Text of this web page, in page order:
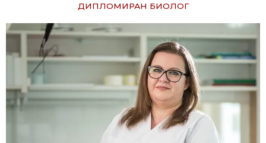
ДИПЛОМИРАН БИОЛОГ